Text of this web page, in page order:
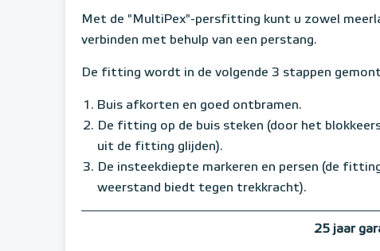
Met de "MultiPex"-persfitting kunt u zowel
verbinden met behulp van een perstang.
De fitting wordt in de volgende 3 stappen
Buis afkorten en goed ontbramen.
De fitting op de buis steken (door het
uit de fitting glijden).
De insteekdiepte markeren en persen (de
weerstand biedt tegen trekkracht).
25 jaar